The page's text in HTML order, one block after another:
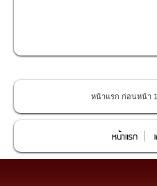
หน้าแรก ก่อนหน้า 1